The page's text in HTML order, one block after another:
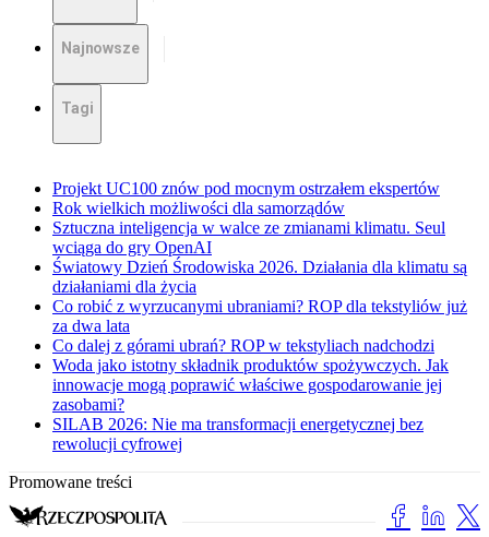
Najnowsze
Tagi
Projekt UC100 znów pod mocnym ostrzałem ekspertów
Rok wielkich możliwości dla samorządów
Sztuczna inteligencja w walce ze zmianami klimatu. Seul
wciąga do gry OpenAI
Światowy Dzień Środowiska 2026. Działania dla klimatu są
działaniami dla życia
Co robić z wyrzucanymi ubraniami? ROP dla tekstyliów już
za dwa lata
Co dalej z górami ubrań? ROP w tekstyliach nadchodzi
Woda jako istotny składnik produktów spożywczych. Jak
innowacje mogą poprawić właściwe gospodarowanie jej
zasobami?
SILAB 2026: Nie ma transformacji energetycznej bez
rewolucji cyfrowej
Promowane treści